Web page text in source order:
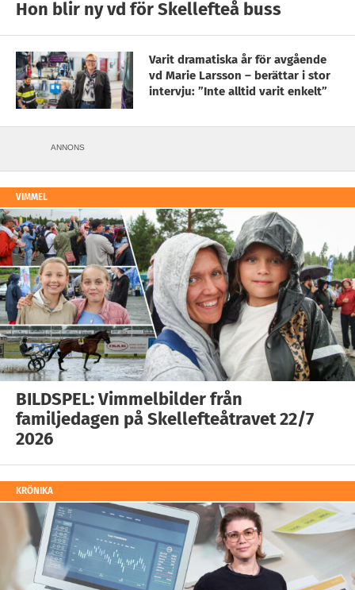
Hon blir ny vd för Skellefteå buss
Varit dramatiska år för avgående
vd Marie Larsson – berättar i stor
intervju: ”Inte alltid varit enkelt”
ANNONS
VIMMEL
BILDSPEL: Vimmelbilder från
familjedagen på Skellefteåtravet 22/7
2026
KRÖNIKA